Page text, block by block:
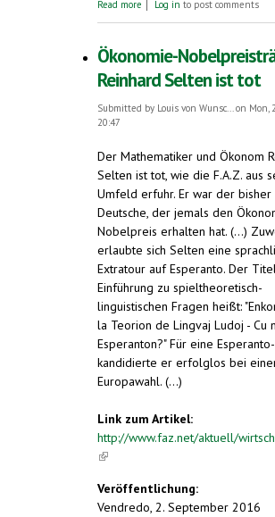
Read more Log in to post comments
Ökonomie-
Reinhard Selten ist tot
Submitted by Louis von Wunsc...on Mon,
20:47
Der Mathematiker und Ökonom
Selten ist tot, wie die F.A.Z. aus
Umfeld erfuhr. Er war der bisher
Deutsche, der jemals den
Nobelpreis erhalten hat. (...)
erlaubte sich Selten eine
Extratour auf Esperanto. Der
Einführung zu spieltheoretisch-
linguistischen Fragen heißt:
la Teorion de Lingvaj Ludoj - Cu
Esperanton?" Für eine
kandidierte er erfolglos bei
Europawahl. (...)
Link zum Artikel:
http://www.faz.net/aktuell/
(link is external)
Veröffentlichung:
Vendredo, 2. September 2016